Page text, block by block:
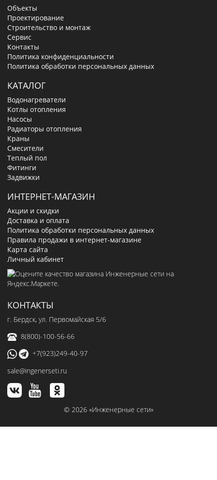
Объекты
Проектирование
Строительство и монтаж
Сервис
Контакты
Политика конфиденциальности
Политика обработки персональных данных
КАТАЛОГ
Водонагреватели
Котлы отопления
Насосы
Радиаторы отопления
Краны
Смесители
Теплый пол
Фитинги
Задвижки
ИНТЕРНЕТ-МАГАЗИН
Акции и скидки
Доставка и оплата
Политика обработки персональных данных
Правила продажи в интернет-магазине
Карта сайта
Личный кабинет
КОНТАКТЫ
г. Бердск, ул. Первомайская 5/6
8(800)-100-56-66
+7(923)249-40-97
sale@ingenerseti.ru
© 2026 «Инженерные сети»